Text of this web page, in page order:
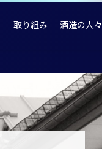
取り組み 酒造の人々